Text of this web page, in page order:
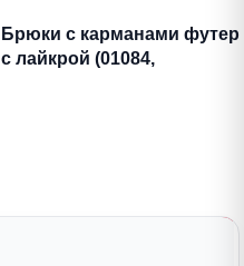
Брюки с карманами футер
с лайкрой (01084,